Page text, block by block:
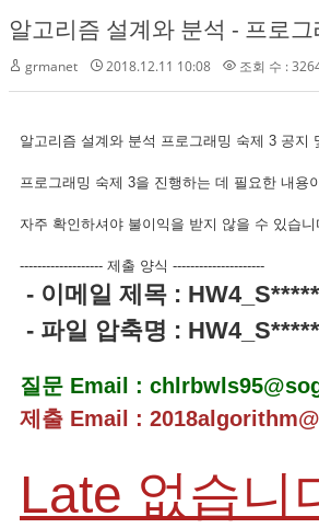
알고리즘 설계와 분석 - 프로
grmanet 2018.12.11 10:08 조회 수 :
알고리즘 설계와 분석 프로그래밍 숙제 3 공지
프로그래밍 숙제 3을 진행하는 데 필요한 내
자주 확인하셔야 불이익을 받지 않을 수 있습니
------------------- 제출 양식 ---------------------
- 이메일 제목 :
- 파일 압축명 :
질문 Email :
제출 Email :
Late 없습니